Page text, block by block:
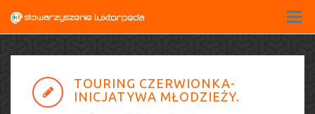
TOURING CZERWIONKA-
INICJATYWA MŁODZIEŻY.